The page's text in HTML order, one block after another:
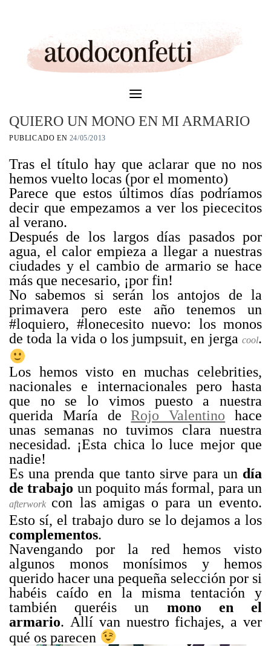
QUIERO UN MONO EN MI ARMARIO
PUBLICADO EN 24/05/2013
Tras el título hay que aclarar que no nos
hemos vuelto locas (por el momento)
Parece que estos últimos días podríamos
decir que empezamos a ver los piececitos
al verano.
Después de los largos días pasados por
agua, el calor empieza a llegar a nuestras
ciudades y el cambio de armario se hace
más que necesario, ¡por fin!
No sabemos si serán los antojos de la
primavera pero este año tenemos un
#loquiero, #lonecesito nuevo: los monos
de toda la vida o los jumpsuit, en jerga cool.
Los hemos visto en muchas celebrities,
nacionales e internacionales pero hasta
que no se lo vimos puesto a nuestra
querida María deRojo Valentino hace
unas semanas no tuvimos clara nuestra
necesidad. ¡Esta chica lo luce mejor que
nadie!
Es una prenda que tanto sirve para un día
de trabajo un poquito más formal, para un
afterwork con las amigas o para un evento.
Esto sí, el trabajo duro se lo dejamos a los
complementos.
Navengando por la red hemos visto
algunos monos monísimos y hemos
querido hacer una pequeña selección por si
habéis caído en la misma tentación y
también queréis un mono en el
armario. Allí van nuestro fichajes, a ver
qué os parecen